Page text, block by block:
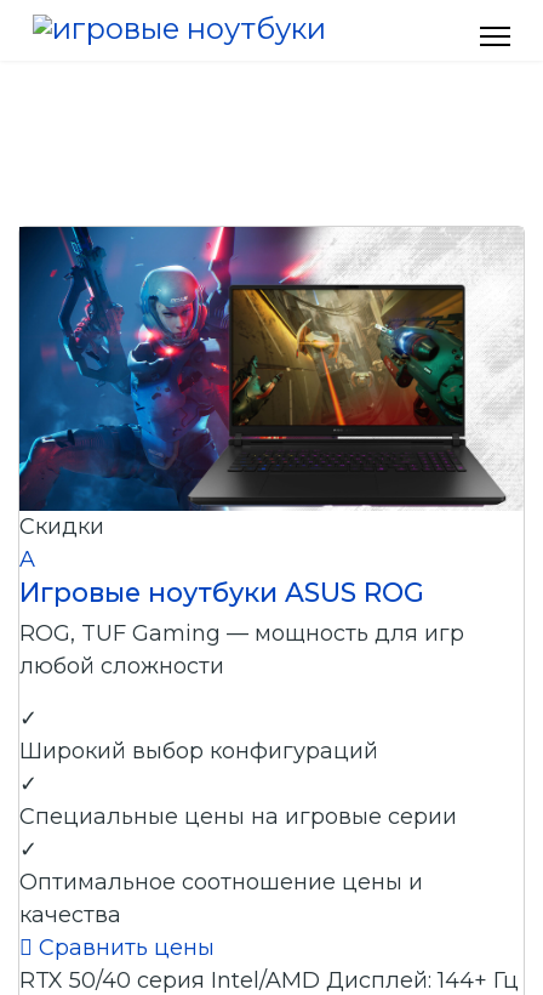
Скидки
A
Игровые ноутбуки ASUS ROG
ROG, TUF Gaming — мощность для игр
любой сложности
✓
Широкий выбор конфигураций
✓
Специальные цены на игровые серии
✓
Оптимальное соотношение цены и
качества
 Сравнить цены
RTX 50/40 серия Intel/AMD Дисплей: 144+ Гц